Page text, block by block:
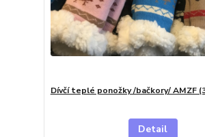
Dívčí teplé ponožky /bačkory/ AMZF
Detail